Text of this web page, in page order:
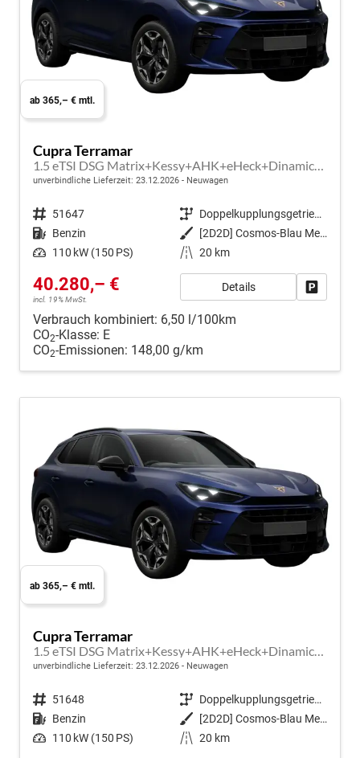
ab 365,– € mtl.
Cupra Terramar
unverbindliche Lieferzeit: 23.12.2026 Neuwagen
Fahrzeugnr. 51647 Getriebe
Doppelkupplungsgetriebe (DSG)
Kraftstoff Benzin Außenfarbe
[2D2D] Cosmos-Blau Metallic
Leistung 110 kW (150 PS) Kilometerstand 20 km
40.280,– €
incl. 19% MwSt.
Details
Verbrauch kombiniert: 6,50 l/100km
CO2-Klasse: E
CO2-Emissionen: 148,00 g/km
ab 365,– € mtl.
Cupra Terramar
1.5 eTSI DSG Matrix+Kessy+AHK+eHeck+Dinamica+CarPlay+eHeck+GV5
unverbindliche Lieferzeit: 23.12.2026 Neuwagen
Fahrzeugnr. 51648 Getriebe
Doppelkupplungsgetriebe (DSG)
Kraftstoff Benzin Außenfarbe
[2D2D] Cosmos-Blau Metallic
Leistung 110 kW (150 PS) Kilometerstand 20 km